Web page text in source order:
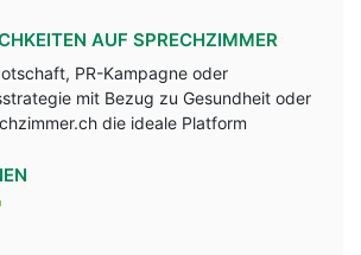
AUF SPRECHZIMMER
PR-Kampagne oder
mit Bezug zu Gesundheit oder
die ideale Platform